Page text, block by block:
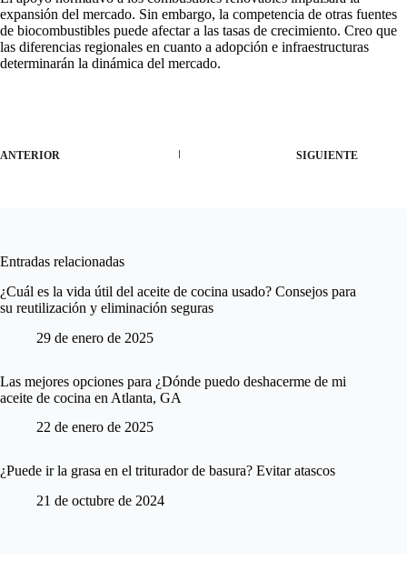
expansión del mercado. Sin embargo, la competencia de otras fuentes
de biocombustibles puede afectar a las tasas de crecimiento. Creo que
las diferencias regionales en cuanto a adopción e infraestructuras
determinarán la dinámica del mercado.
ANTERIOR SIGUIENTE
Entradas relacionadas
¿Cuál es la vida útil del aceite de cocina usado? Consejos para
su reutilización y eliminación seguras
29 de enero de 2025
Las mejores opciones para ¿Dónde puedo deshacerme de mi
aceite de cocina en Atlanta, GA
22 de enero de 2025
¿Puede ir la grasa en el triturador de basura? Evitar atascos
21 de octubre de 2024